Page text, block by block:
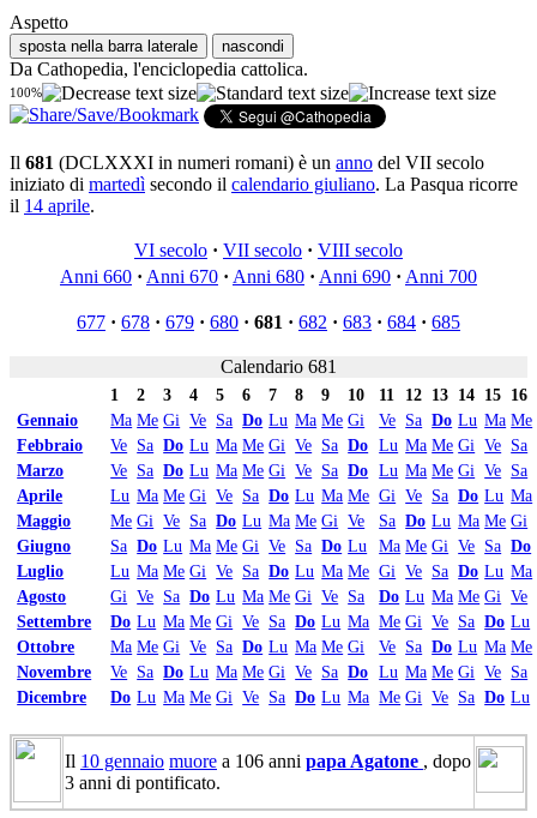
Aspetto
sposta nella barra laterale nascondi
Da Cathopedia, l'enciclopedia cattolica.
100%
Il 681 (DCLXXXI in numeri romani) è un anno del VII secolo
iniziato di martedì secondo il calendario giuliano. La Pasqua ricorre
il 14 aprile.
VI secolo · VII secolo · VIII secolo
Anni 660 · Anni 670 · Anni 680 · Anni 690 · Anni 700
677 · 678 · 679 · 680 · 681 · 682 · 683 · 684 · 685
Calendario 681
1 2 3 4 5 6 7 8 9 10 11 12 13 14 15 16
Gennaio
Ma Me Gi Ve Sa Do Lu Ma Me Gi Ve Sa Do Lu Ma Me
Febbraio
Ve Sa Do Lu Ma Me Gi Ve Sa Do Lu Ma Me Gi Ve Sa
Marzo
Ve Sa Do Lu Ma Me Gi Ve Sa Do Lu Ma Me Gi Ve Sa
Aprile
Lu Ma Me Gi Ve Sa Do Lu Ma Me Gi Ve Sa Do Lu Ma
Maggio
Me Gi Ve Sa Do Lu Ma Me Gi Ve Sa Do Lu Ma Me Gi
Giugno
Sa Do Lu Ma Me Gi Ve Sa Do Lu Ma Me Gi Ve Sa Do
Luglio
Lu Ma Me Gi Ve Sa Do Lu Ma Me Gi Ve Sa Do Lu Ma
Agosto
Gi Ve Sa Do Lu Ma Me Gi Ve Sa Do Lu Ma Me Gi Ve
Settembre
Do Lu Ma Me Gi Ve Sa Do Lu Ma Me Gi Ve Sa Do Lu
Ottobre
Ma Me Gi Ve Sa Do Lu Ma Me Gi Ve Sa Do Lu Ma Me
Novembre
Ve Sa Do Lu Ma Me Gi Ve Sa Do Lu Ma Me Gi Ve Sa
Dicembre
Do Lu Ma Me Gi Ve Sa Do Lu Ma Me Gi Ve Sa Do Lu
Il 10 gennaio muore a 106 anni papa Agatone , dopo
3 anni di pontificato.